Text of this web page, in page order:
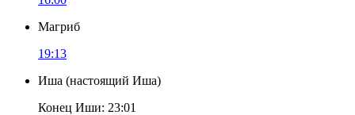
Магриб
19:13
Иша (настоящий Иша)
Конец Иши: 23:01